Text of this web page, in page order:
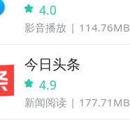
4.0
影音播放 114.76MB
今日头条
4.9
新闻阅读 177.71MB